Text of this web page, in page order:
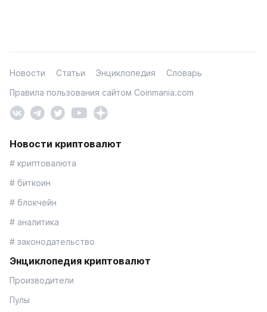
Новости Статьи Энциклопедия
Словарь
Правила пользования сайтом Coinmania.com
Новости криптовалют
# криптовалюта
# биткоин
# блокчейн
# аналитика
# законодательство
Энциклопедия криптовалют
Производители
Пулы